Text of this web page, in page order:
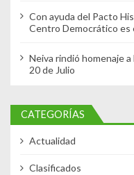
Con ayuda del Pacto
Centro Democrático es
Neiva rindió homenaje
20 de Julio
CATEGORÍAS
Actualidad
Clasificados